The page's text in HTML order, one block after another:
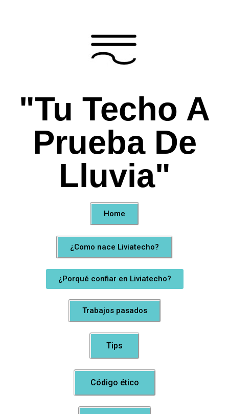
"Tu Techo A
Prueba De
Lluvia"
Home
¿Como nace Liviatecho?
¿Porqué confiar en Liviatecho?
Trabajos pasados
Tips
Código ético